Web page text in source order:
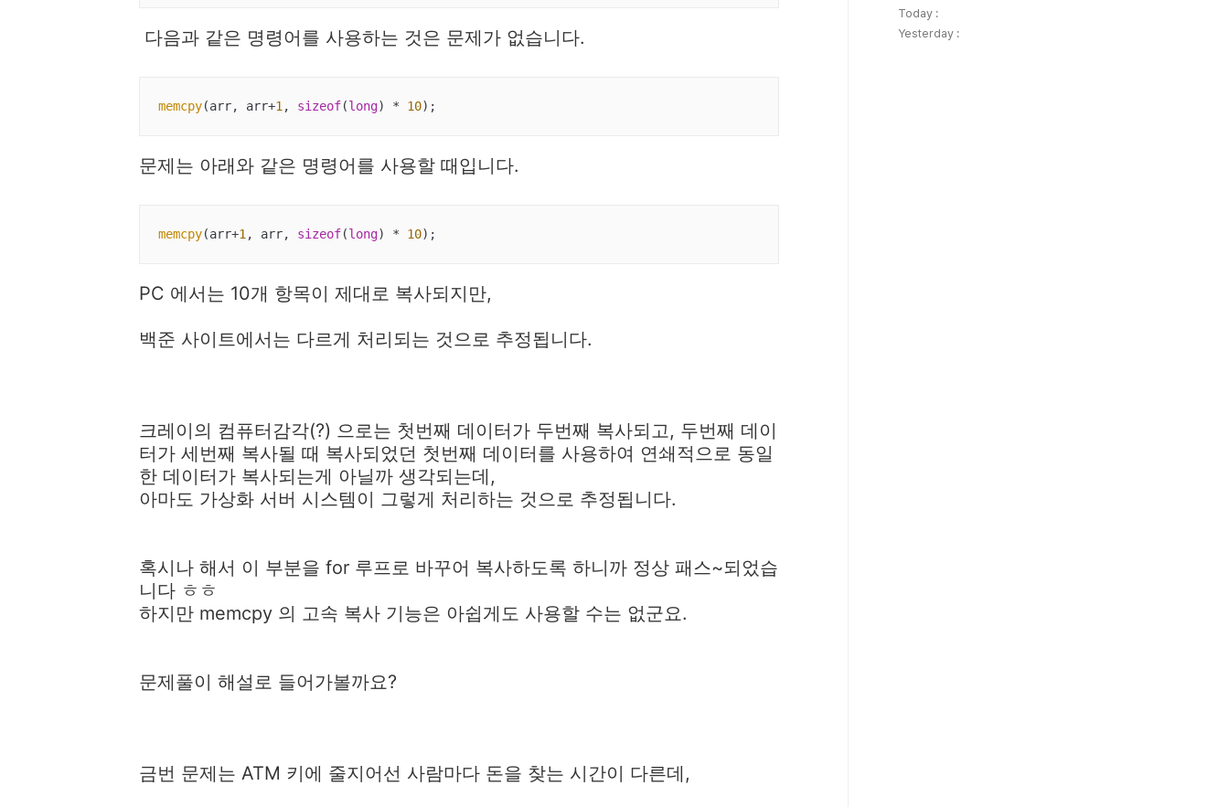
다음과 같은 명령어를 사용하는 것은 문제가 없습니다.
memcpy(arr, arr+1 , sizeof(long) * 10);
문제는 아래와 같은 명령어를 사용할 때입니다.
memcpy(arr+1 , arr, sizeof(long) * 10);
PC 에서는 10개 항목이 제대로 복사되지만,
백준 사이트에서는 다르게 처리되는 것으로 추정됩니다.
크레이의 컴퓨터감각(?) 으로는 첫번째 데이터가 두번째 복사되고, 두번째 데이
터가 세번째 복사될 때 복사되었던 첫번째 데이터를 사용하여 연쇄적으로 동일
한 데이터가 복사되는게 아닐까 생각되는데,
아마도 가상화 서버 시스템이 그렇게 처리하는 것으로 추정됩니다.
혹시나 해서 이 부분을 for 루프로 바꾸어 복사하도록 하니까 정상 패스~되었습
니다 ㅎㅎ
하지만 memcpy 의 고속 복사 기능은 아쉽게도 사용할 수는 없군요.
문제풀이 해설로 들어가볼까요?
금번 문제는 ATM 키에 줄지어선 사람마다 돈을 찾는 시간이 다른데,
Today :
Yesterday :